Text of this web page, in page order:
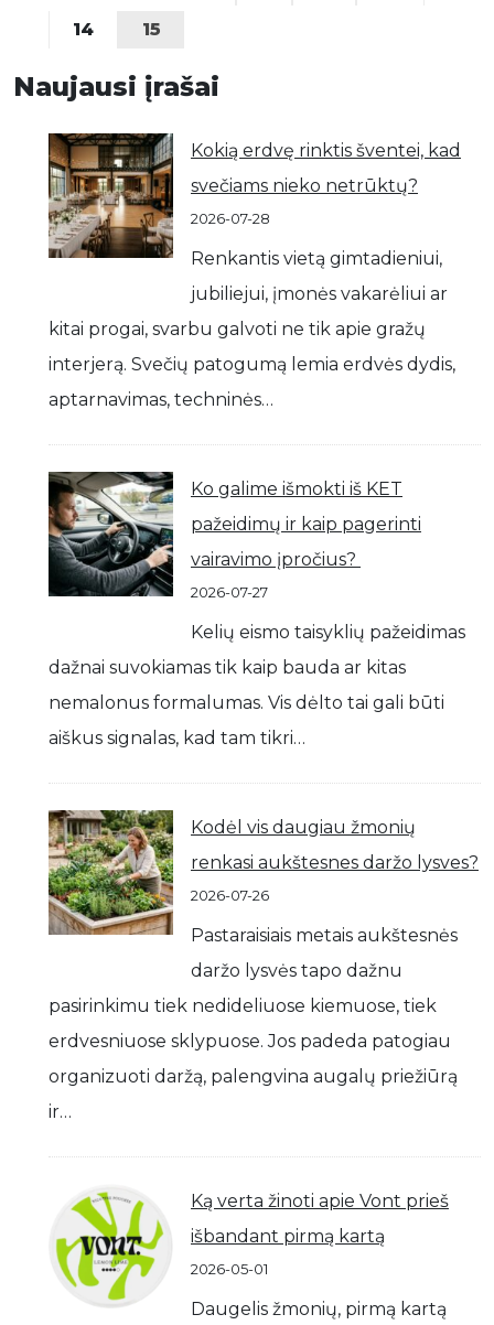
14 15
Naujausi įrašai
Kokią erdvę rinktis šventei, kad
svečiams nieko netrūktų?
2026-07-28
Renkantis vietą gimtadieniui,
jubiliejui, įmonės vakarėliui ar
kitai progai, svarbu galvoti ne tik apie gražų
interjerą. Svečių patogumą lemia erdvės dydis,
aptarnavimas, techninės…
Ko galime išmokti iš KET
pažeidimų ir kaip pagerinti
vairavimo įpročius?
2026-07-27
Kelių eismo taisyklių pažeidimas
dažnai suvokiamas tik kaip bauda ar kitas
nemalonus formalumas. Vis dėlto tai gali būti
aiškus signalas, kad tam tikri…
Kodėl vis daugiau žmonių
renkasi aukštesnes daržo lysves?
2026-07-26
Pastaraisiais metais aukštesnės
daržo lysvės tapo dažnu
pasirinkimu tiek nedideliuose kiemuose, tiek
erdvesniuose sklypuose. Jos padeda patogiau
organizuoti daržą, palengvina augalų priežiūrą
ir…
Ką verta žinoti apie Vont prieš
išbandant pirmą kartą
2026-05-01
Daugelis žmonių, pirmą kartą